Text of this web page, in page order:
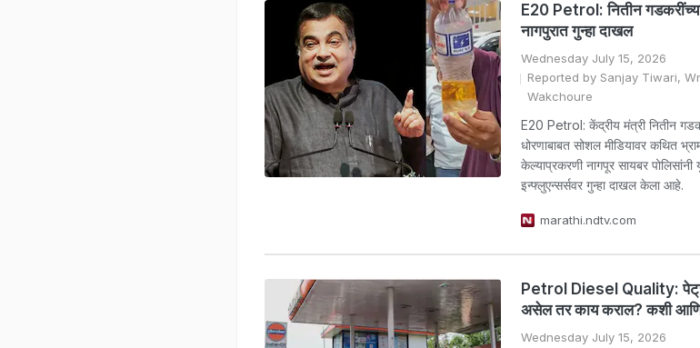
E20 Petrol: नितीन
नागपुरात गुन्हा दाखल
Wednesday July 15, 2026
Reported by Sanjay Tiwari,
Wakchoure
E20 Petrol: केंद्रीय मंत्री नितीन
धोरणाबाबत सोशल मीडियावर कथित
केल्याप्रकरणी नागपूर सायबर
इन्फ्लुएन्सर्सवर गुन्हा दाखल केला आहे.
marathi.ndtv.com
Petrol Diesel Quality:
असेल तर काय कराल? कशी
Wednesday July 15, 2026